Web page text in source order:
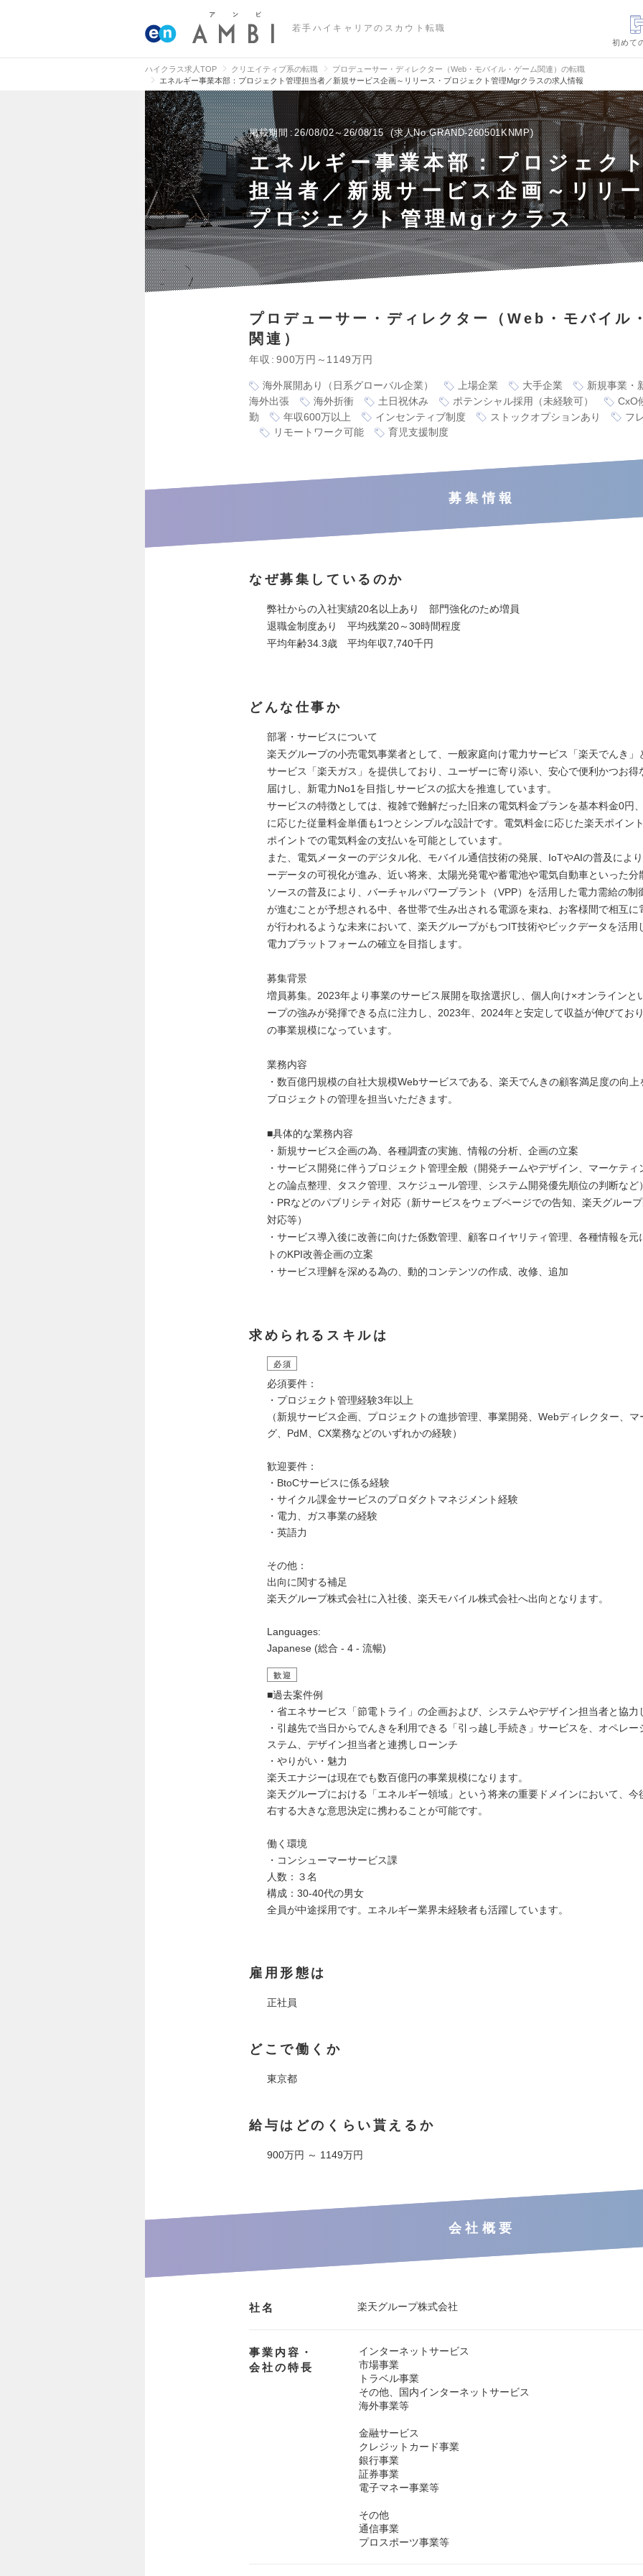
若手ハイキャリアのスカウト転職
初めて
ハイクラス求人TOP クリエイティブ系の転職
プロデューサー・ディレクター（Web・モバイル・ゲーム関連）の転職
エネルギー事業本部：プロジェクト管理担当者／新規サービス企画～リリース・プロジェクト管理Mgrクラスの求人情報
掲載期間 26/08/02～26/08/15 求人No.GRAND-260501KNMP
エネルギー事業本部：プロジェク
担当者／新規サービス企画～リリ
プロジェクト管理Mgrクラス
プロデューサー・ディレクター（Web・モバイル
関連）
年収 900万円～1149万円
海外展開あり（日系グローバル企業） 上場企業 大手企業
新規事業・
海外出張
海外折衝 土日祝休み ポテンシャル採用（未経験可） CxO
勤
年収600万以上 インセンティブ制度 ストックオプションあり
フ
リモートワーク可能
育児支援制度
募集情報
なぜ募集しているのか
弊社からの入社実績20名以上あり 部門強化のため増員
退職金制度あり 平均残業20～30時間程度
平均年齢34.3歳 平均年収7,740千円
どんな仕事か
部署・サービスについて
楽天グループの小売電気事業者として、一般家庭向け電力サービス「楽天でんき」
サービス「楽天ガス」を提供しており、ユーザーに寄り添い、安心で便利かつお得
届けし、新電力No1を目指しサービスの拡大を推進しています。
サービスの特徴としては、複雑で難解だった旧来の電気料金プランを基本料金0円
に応じた従量料金単価も1つとシンプルな設計です。電気料金に応じた楽天ポイント
ポイントでの電気料金の支払いを可能としています。
また、電気メーターのデジタル化、モバイル通信技術の発展、IoTやAIの普及によ
ーデータの可視化が進み、近い将来、太陽光発電や蓄電池や電気自動車といった分
ソースの普及により、バーチャルパワープラント（VPP）を活用した電力需給の制
が進むことが予想される中、各世帯で生み出される電源を束ね、お客様間で相互に
が行われるような未来において、楽天グループがもつIT技術やビックデータを活用
電力プラットフォームの確立を目指します。
募集背景
増員募集。2023年より事業のサービス展開を取捨選択し、個人向け×オンラインと
ープの強みが発揮できる点に注力し、2023年、2024年と安定して収益が伸びてお
の事業規模になっています。
業務内容
・数百億円規模の自社大規模Webサービスである、楽天でんきの顧客満足度の向上
プロジェクトの管理を担当いただきます。
■具体的な業務内容
・新規サービス企画の為、各種調査の実施、情報の分析、企画の立案
・サービス開発に伴うプロジェクト管理全般（開発チームやデザイン、マーケティ
との論点整理、タスク管理、スケジュール管理、システム開発優先順位の判断など）
・PRなどのパブリシティ対応（新サービスをウェブページでの告知、楽天グルー
対応等）
・サービス導入後に改善に向けた係数管理、顧客ロイヤリティ管理、各種情報を元
トのKPI改善企画の立案
・サービス理解を深める為の、動的コンテンツの作成、改修、追加
求められるスキルは
必須
必須要件：
・プロジェクト管理経験3年以上
（新規サービス企画、プロジェクトの進捗管理、事業開発、Webディレクター、マ
グ、PdM、CX業務などのいずれかの経験）
歓迎要件：
・BtoCサービスに係る経験
・サイクル課金サービスのプロダクトマネジメント経験
・電力、ガス事業の経験
・英語力
その他：
出向に関する補足
楽天グループ株式会社に入社後、楽天モバイル株式会社へ出向となります。
Languages:
Japanese (総合 - 4 - 流暢)
歓迎
■過去案件例
・省エネサービス「節電トライ」の企画および、システムやデザイン担当者と協力
・引越先で当日からでんきを利用できる「引っ越し手続き」サービスを、オペレー
ステム、デザイン担当者と連携しローンチ
・やりがい・魅力
楽天エナジーは現在でも数百億円の事業規模になります。
楽天グループにおける「エネルギー領域」という将来の重要ドメインにおいて、今
右する大きな意思決定に携わることが可能です。
働く環境
・コンシューマーサービス課
人数：３名
構成：30-40代の男女
全員が中途採用です。エネルギー業界未経験者も活躍しています。
雇用形態は
正社員
どこで働くか
東京都
給与はどのくらい貰えるか
900万円 ～ 1149万円
会社概要
社名 楽天グループ株式会社
事業内容・
会社の特長
インターネットサービス
市場事業
トラベル事業
その他、国内インターネットサービス
海外事業等
金融サービス
クレジットカード事業
銀行事業
証券事業
電子マネー事業等
その他
通信事業
プロスポーツ事業等